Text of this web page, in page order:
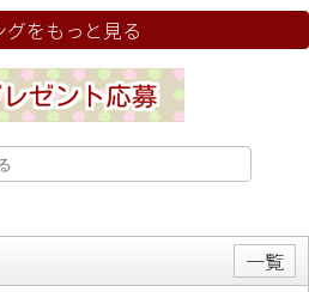
グをもっと見る
一覧